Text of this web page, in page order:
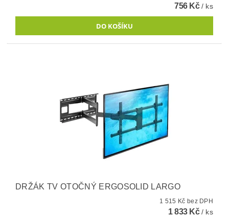
756 Kč/ ks
DRŽÁK TV OTOČNÝ ERGOSOLID LARGO
1 515 Kč bez DPH
1 833 Kč/ ks